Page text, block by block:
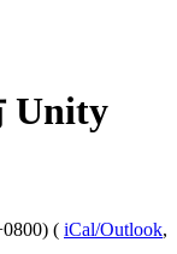
Unity
( iCal/Outlook,